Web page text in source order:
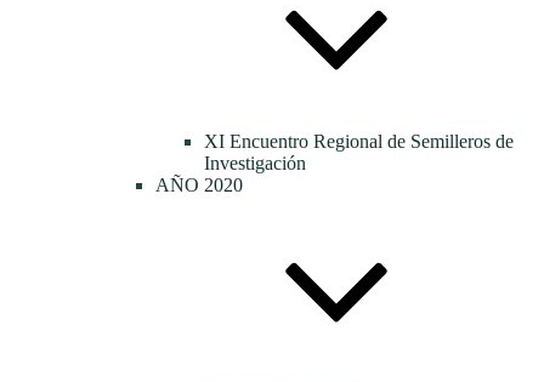
XI Encuentro Regional de Semilleros de
Investigación
AÑO 2020